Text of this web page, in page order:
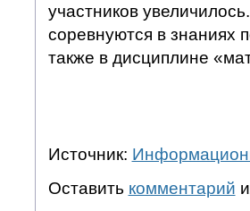
участников
соревнуются в знаниях
также в дисциплине
Источник:
Оставить комментарий